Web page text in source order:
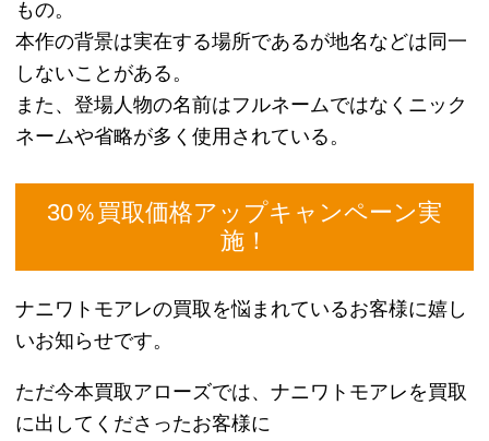
昼の12時半までに本の買取申込みのご連絡を頂いた
お客様につきましては、当日中にご自宅等へ本の集
荷に伺うことが可能です!!!
急ぎで本を現金に換えたいというお客様や、普段忙
しくなかなか時間がとれないお客様には、昼の12時
当日中の集荷が可能となりますので、ぜひこのサー
ビスをご利用ください。
ナニワトモアレのキャラクター紹介
【グッさん】
本作の主人公でスケベで一途に思う性格なため、ナ
ンパ目的で免許を取り、シルビアを購入。
先輩であるヒロが会長を勤めるトリーズンに入会す